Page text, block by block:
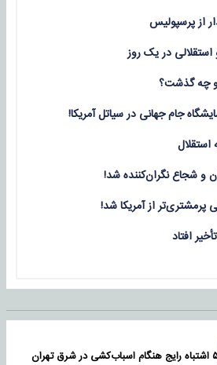
از پرسپولیس
چه گذشت؟
جام جهانی در سیاتل آمریکا!
و شجاع نگران‌کننده شد!
پرمشتری‌تر از آمریکا شد!
افتاد
۵ اشتباه رایج هنگام اسباب‌کشی در شرق تهران